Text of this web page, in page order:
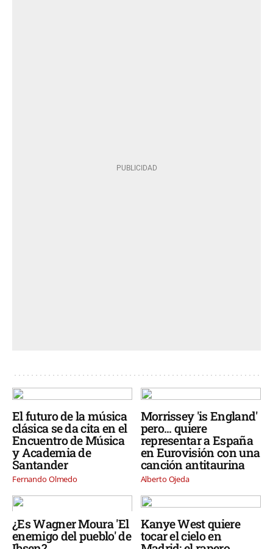
El futuro de la música
clásica se da cita en el
Encuentro de Música
y Academia de
Santander
Fernando Olmedo
Morrissey 'is England'
pero... quiere
representar a España
en Eurovisión con una
canción antitaurina
Alberto Ojeda
¿Es Wagner Moura 'El
enemigo del pueblo' de
Kanye West quiere
tocar el cielo en